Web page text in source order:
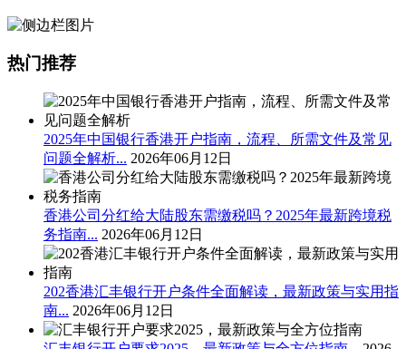
热门推荐
2025年中国银行香港开户指南，流程、所需文件及常见
问题全解析... 2026年06月12日
香港公司分红给大陆股东需缴税吗？2025年最新跨境税
务指南... 2026年06月12日
202香港汇丰银行开户条件全面解读，最新政策与实用指
南... 2026年06月12日